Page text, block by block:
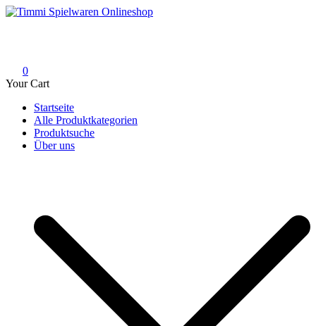
Skip
0
Your Cart
Startseite
Alle Produktkategorien
Produktsuche
Über uns